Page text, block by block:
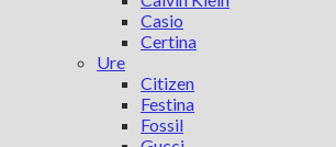
Casio
Certina
Ure
Citizen
Festina
Fossil